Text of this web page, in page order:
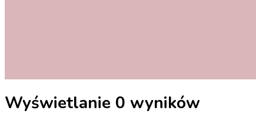
Wyświetlanie 0 wyników